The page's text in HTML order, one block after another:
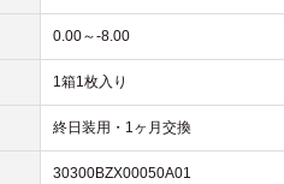
0.00～-8.00
1箱1枚入り
終日装用・1ヶ月交換
30300BZX00050A01